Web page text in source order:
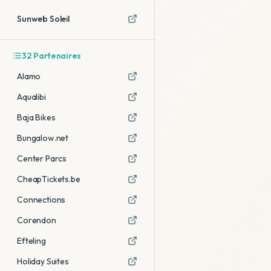
Sunweb Soleil
32 Partenaires
Alamo
Aqualibi
Baja Bikes
Bungalow.net
Center Parcs
CheapTickets.be
Connections
Corendon
Efteling
Holiday Suites